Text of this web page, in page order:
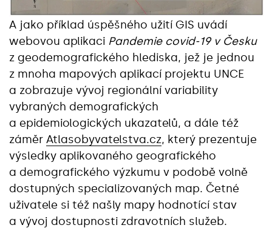
A jako příklad úspěšného užití GIS uvádí
webovou aplikaci Pandemie covid-19 v Česku
z geodemografického hlediska, jež je jednou
z mnoha mapových aplikací projektu UNCE
a zobrazuje vývoj regionální variability
vybraných demografických
a epidemiologických ukazatelů, a dále též
záměr Atlasobyvatelstva.cz, který prezentuje
výsledky aplikovaného geografického
a demografického výzkumu v podobě volně
dostupných specializovaných map. Četné
uživatele si též našly mapy hodnotící stav
a vývoj dostupnosti zdravotních služeb.